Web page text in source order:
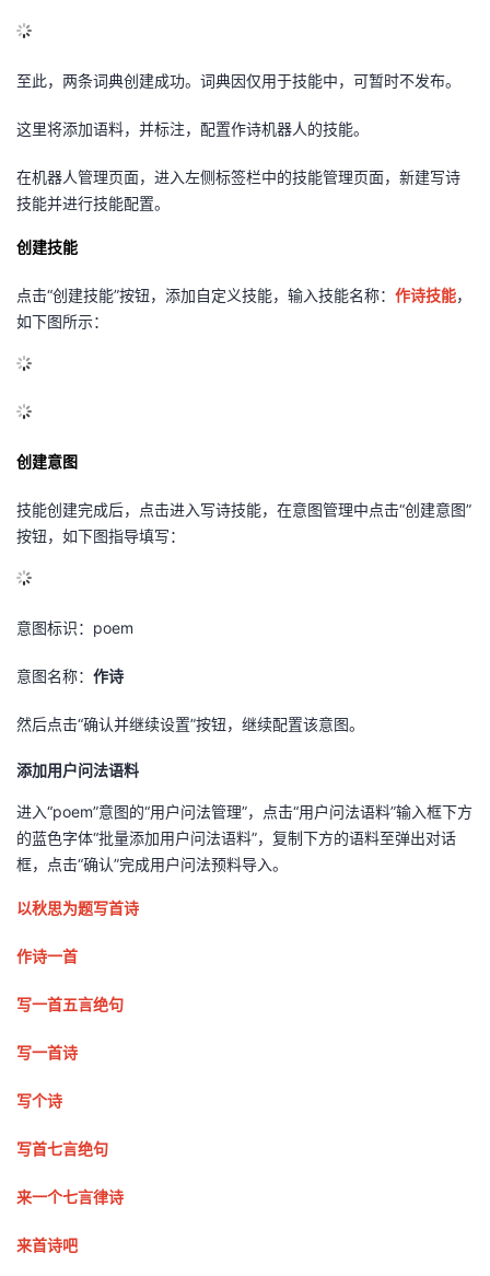
至此，两条词典创建成功。词典因仅用于技能中，可暂时不发布。
这里将添加语料，并标注，配置作诗机器人的技能。
在机器人管理页面，进入左侧标签栏中的技能管理页面，新建写诗
技能并进行技能配置。
创建技能
点击“创建技能”按钮，添加自定义技能，输入技能名称： 作诗技能，
如下图所示：
创建意图
技能创建完成后，点击进入写诗技能，在意图管理中点击“创建意图”
按钮，如下图指导填写：
意图标识： poem
意图名称： 作诗
然后点击“确认并继续设置”按钮，继续配置该意图。
添加用户问法语料
进入“poem”意图的“用户问法管理”，点击“用户问法语料”输入框下方
的蓝色字体“批量添加用户问法语料”，复制下方的语料至弹出对话
框，点击“确认”完成用户问法预料导入。
以秋思为题写首诗
作诗一首
写一首五言绝句
写一首诗
写个诗
写首七言绝句
来一个七言律诗
来首诗吧